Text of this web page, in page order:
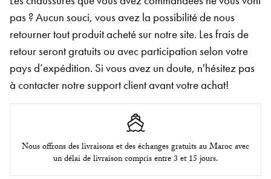
pas ? Aucun souci, vous avez la possibilité de nous
retourner tout produit acheté sur notre site. Les frais de
retour seront gratuits ou avec participation selon votre
pays d’expédition. Si vous avez un doute, n'hésitez pas
à contacter notre support client avant votre achat!
Nous offrons des livraisons et des échanges gratuits au Maroc avec
un délai de livraison compris entre 3 et 15 jours.